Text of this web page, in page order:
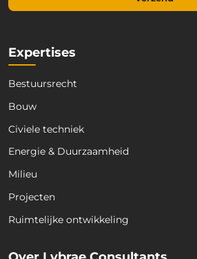
l
m
a
l
E
-
m
i
i
Expertises
Bestuursrecht
Bouw
Civiele techniek
Energie & Duurzaamheid
Milieu
Projecten
Ruimtelijke ontwikkeling